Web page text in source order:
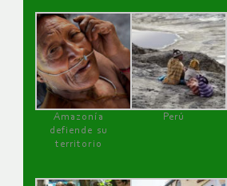
Amazonía
defiende su
territorio
Perú